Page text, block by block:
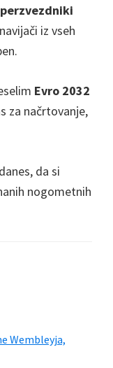
iz vseh
Evro 2032
za načrtovanje,
da si
nogometnih
Wembleyja,